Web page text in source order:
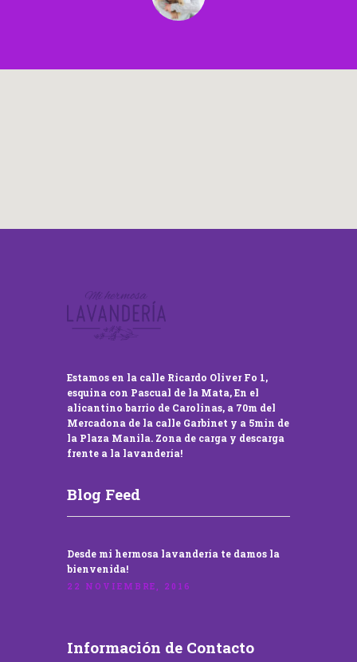
Estamos en la calle Ricardo Oliver Fo 1,
esquina con Pascual de la Mata, En el
alicantino barrio de Carolinas, a 70m del
Mercadona de la calle Garbinet y a 5min de
la Plaza Manila. Zona de carga y descarga
frente a la lavandería!
Blog Feed
Desde mi hermosa lavandería te damos la
bienvenida!
22 NOVIEMBRE, 2016
Información de Contacto